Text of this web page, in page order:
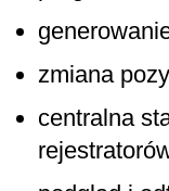
zmiana
centralna